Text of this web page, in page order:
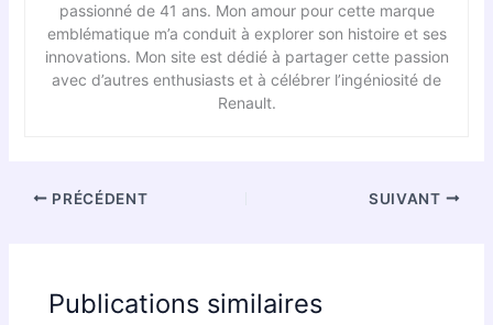
passionné de 41 ans. Mon amour pour cette marque
emblématique m’a conduit à explorer son histoire et ses
innovations. Mon site est dédié à partager cette passion
avec d’autres enthusiasts et à célébrer l’ingéniosité de
Renault.
PRÉCÉDENT SUIVANT
Publications similaires